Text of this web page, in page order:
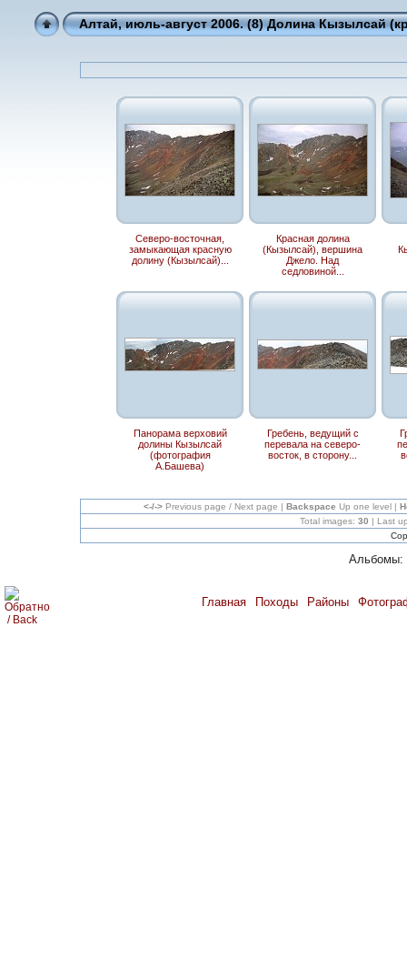
Алтай, июль-август 2006. (8) Долина Кызылсай
Северо-восточная,
замыкающая красную
долину (Кызылсай)...
Красная долина
(Кызылсай), вершина
Джело. Над
седловиной...
Панорама верховий
долины Кызылсай
(фотография
А.Башева)
Гребень, ведущий с
перевала на северо-
восток, в сторону...
<-/-> Previous page / Next page | Backspace Up one level |
Total images: 30 | Last
Альбомы:
Главная Походы Районы